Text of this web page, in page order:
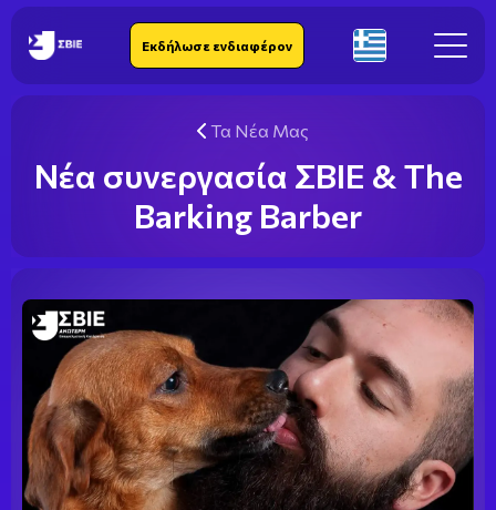
IEK SBIE Εκδήλωσε ενδιαφέρον
El
Τα Νέα Μας
Νέα συνεργασία ΣΒΙΕ & The
Barking Barber